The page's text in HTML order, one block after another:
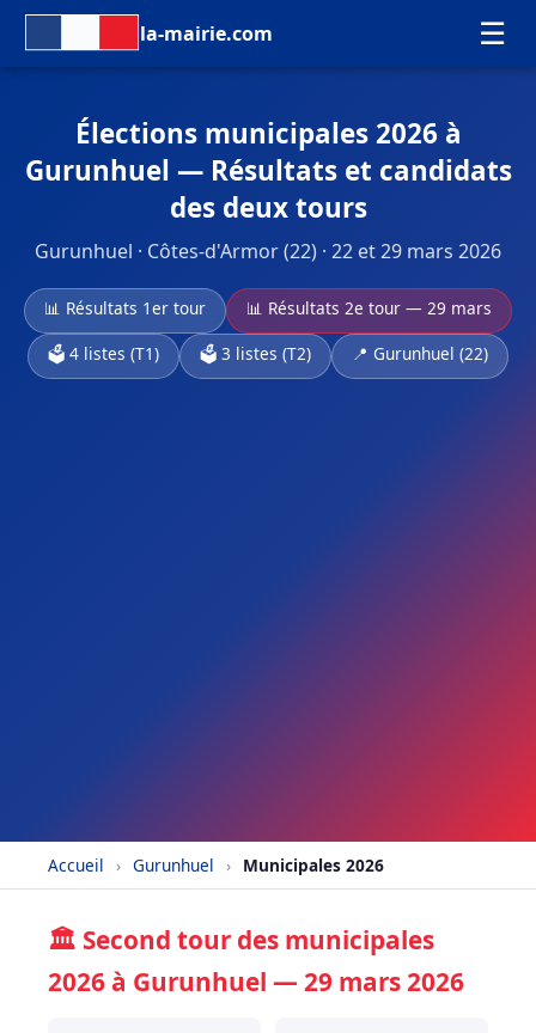
la-mairie.com ☰
Élections municipales 2026 à
Gurunhuel — Résultats et candidats
des deux tours
Gurunhuel · Côtes-d'Armor (22) · 22 et 29 mars 2026
📊 Résultats 1er tour
📊 Résultats 2e tour — 29 mars
🗳️ 4 listes (T1)
🗳️ 3 listes (T2) 📍 Gurunhuel (22)
Accueil › Gurunhuel › Municipales 2026
🏛️ Second tour des municipales
2026 à Gurunhuel — 29 mars 2026